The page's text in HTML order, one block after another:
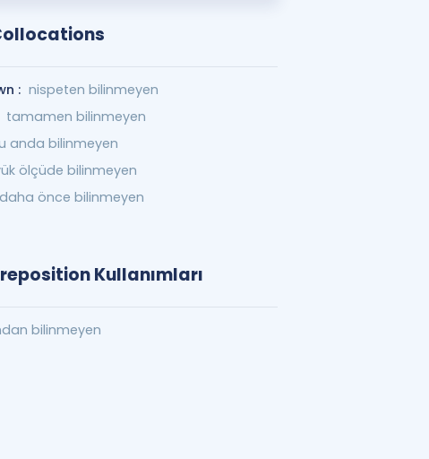
: nispeten bilinmeyen
tamamen bilinmeyen
anda bilinmeyen
ölçüde bilinmeyen
daha önce bilinmeyen
Kullanımları
bilinmeyen